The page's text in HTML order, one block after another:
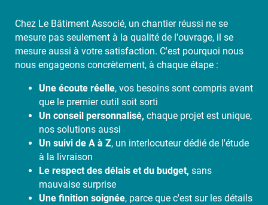
Chez Le Bâtiment Associé, un chantier réussi ne se
mesure pas seulement à la qualité de l'ouvrage, il se
mesure aussi à votre satisfaction. C'est pourquoi nous
nous engageons concrètement, à chaque étape :
Une écoute réelle, vos besoins sont compris avant
que le premier outil soit sorti
Un conseil personnalisé, chaque projet est unique,
nos solutions aussi
Un suivi de A à Z, un interlocuteur dédié de l'étude
à la livraison
Le respect des délais et du budget, sans
mauvaise surprise
Une finition soignée, parce que c'est sur les détails